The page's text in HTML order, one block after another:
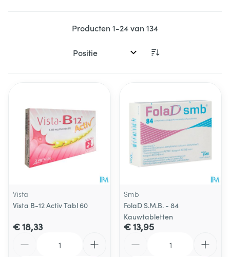
Producten1-24van134
Sorteer op:
Vista
Vista B-12 Activ Tabl 60
€ 18,33
Smb
FolaD S.M.B. - 84
Kauwtabletten
€ 13,95